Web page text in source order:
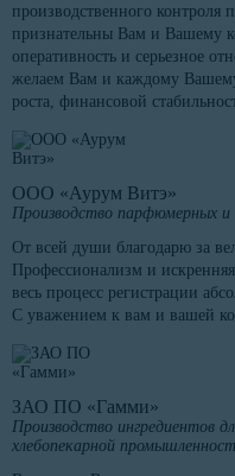
производственного
признательны Вам и Вашему
оперативность и серьезное
желаем Вам и каждому
роста, финансовой
ООО «Аурум Витэ»
Производство парфюмерных и
От всей души благодарю за
Профессионализм и
весь процесс регистрации
С уважением к вам и вашей
ЗАО ПО «Гамми»
Производство ингредиентов
хлебопекарной